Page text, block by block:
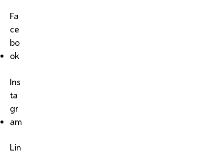
Fa
ce
bo
ok
Ins
ta
gr
am
Lin